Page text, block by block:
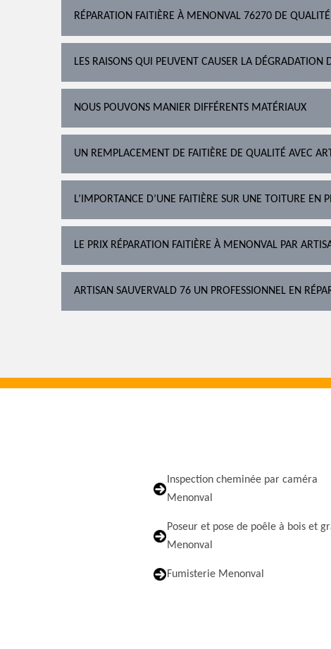
RÉPARATION FAITIÈRE À MENONVAL 76270 DE
LES RAISONS QUI PEUVENT CAUSER LA DÉGRADATION
NOUS POUVONS MANIER DIFFÉRENTS MATÉRIAUX
UN REMPLACEMENT DE FAITIÈRE DE QUALITÉ AVEC
L’IMPORTANCE D’UNE FAITIÈRE SUR UNE TOITURE EN
LE PRIX RÉPARATION FAITIÈRE À MENONVAL PAR
ARTISAN SAUVERVALD 76 UN PROFESSIONNEL EN
Inspection cheminée par caméra
Menonval
Poseur et pose de poêle à bois et
Menonval
Fumisterie Menonval